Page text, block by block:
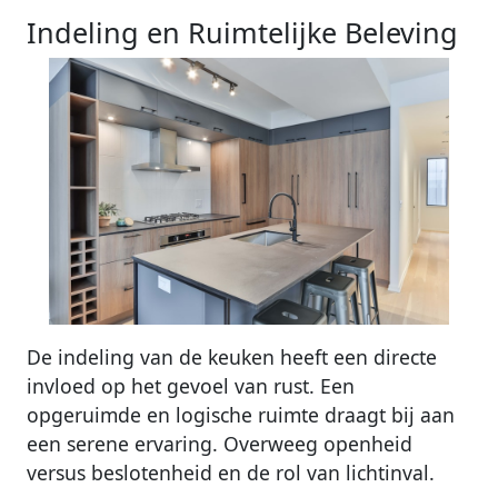
Indeling en Ruimtelijke Beleving
De indeling van de keuken heeft een directe
invloed op het gevoel van rust. Een
opgeruimde en logische ruimte draagt bij aan
een serene ervaring. Overweeg openheid
versus beslotenheid en de rol van lichtinval.